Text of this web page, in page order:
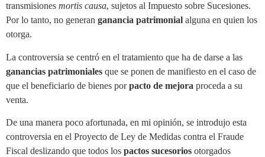
transmisiones mortis causa, sujetos al Impuesto sobre Sucesiones.
Por lo tanto, no generan ganancia patrimonial alguna en quien los
otorga.
La controversia se centró en el tratamiento que ha de darse a las
ganancias patrimoniales que se ponen de manifiesto en el caso de
que el beneficiario de bienes porpacto de mejora proceda a su
venta.
De una manera poco afortunada, en mi opinión, se introdujo esta
controversia en el Proyecto de Ley de Medidas contra el Fraude
Fiscal deslizando que todos los pactos sucesorios otorgados